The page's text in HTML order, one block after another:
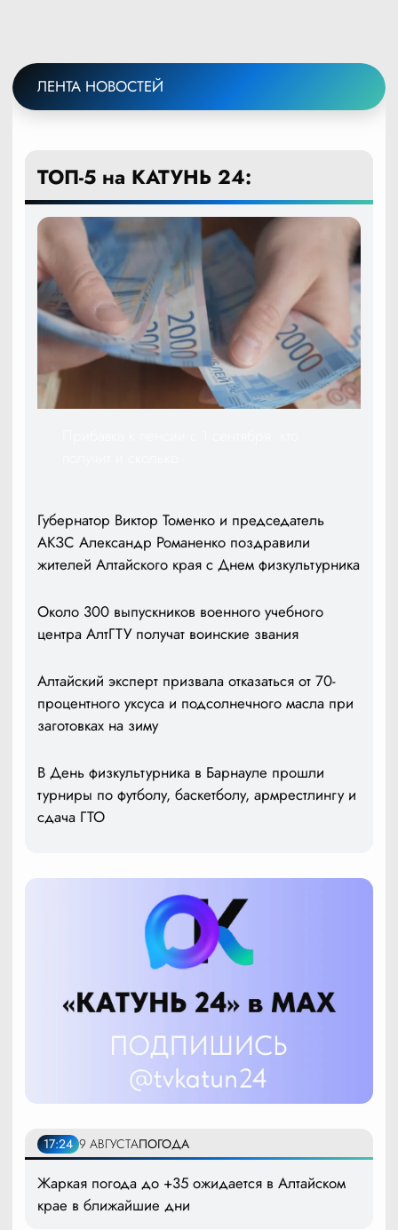
ЛЕНТА НОВОСТЕЙ
ТОП-5 на КАТУНЬ 24:
Губернатор Виктор Томенко и председатель
АКЗС Александр Романенко поздравили
жителей Алтайского края с Днем физкультурника
Около 300 выпускников военного учебного
центра АлтГТУ получат воинские звания
Алтайский эксперт призвала отказаться от 70-
процентного уксуса и подсолнечного масла при
заготовках на зиму
В День физкультурника в Барнауле прошли
турниры по футболу, баскетболу, армрестлингу и
сдача ГТО
17:24 9 АВГУСТАПОГОДА
Жаркая погода до +35 ожидается в Алтайском
крае в ближайшие дни